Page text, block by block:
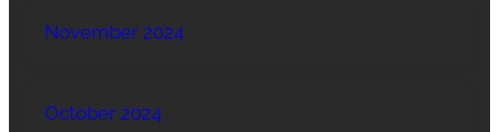
November 2024
October 2024